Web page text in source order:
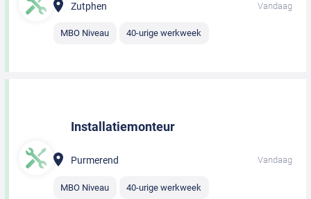
Zutphen Vandaag
MBO Niveau 40-urige werkweek
Installatiemonteur
Purmerend Vandaag
MBO Niveau 40-urige werkweek